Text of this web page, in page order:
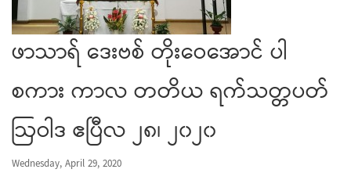
ဖာသာရ် ဒေးဗစ် တိုးဝေအောင် ပါ
စကား ကာလ တတိယ ရက်သတ္တပတ်
ဩဝါဒ ဧပြီလ ၂၈၊ ၂၀၂၀
Wednesday, April 29, 2020